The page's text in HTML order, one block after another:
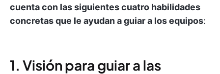
cuenta con las siguientes cuatro habilidades
concretas que le ayudan a guiar a los equipos:
1. Visión para guiar a las